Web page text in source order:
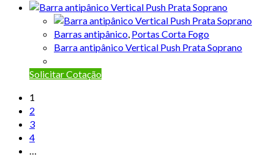
Barras antipânico, Portas Corta Fogo
Barra antipânico Vertical Push Prata Soprano
Solicitar Cotação
1
2
3
4
…